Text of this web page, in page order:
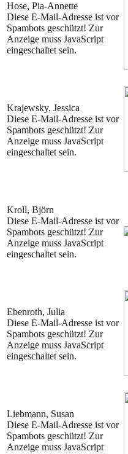
Hose, Pia-Annette
Diese E-Mail-Adresse ist vor
Spambots geschützt! Zur
Anzeige muss JavaScript
eingeschaltet sein.
Krajewsky, Jessica
Diese E-Mail-Adresse ist vor
Spambots geschützt! Zur
Anzeige muss JavaScript
eingeschaltet sein.
Kroll, Björn
Diese E-Mail-Adresse ist vor
Spambots geschützt! Zur
Anzeige muss JavaScript
eingeschaltet sein.
Ebenroth, Julia
Diese E-Mail-Adresse ist vor
Spambots geschützt! Zur
Anzeige muss JavaScript
eingeschaltet sein.
Liebmann, Susan
Diese E-Mail-Adresse ist vor
Spambots geschützt! Zur
Anzeige muss JavaScript